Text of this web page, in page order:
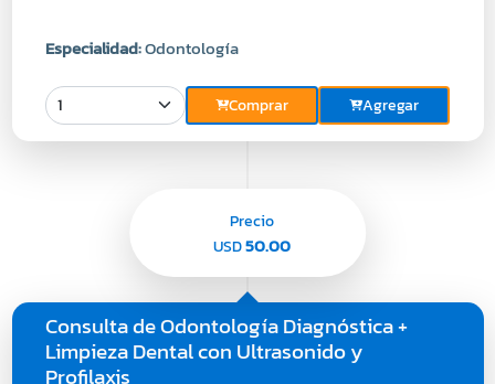
Comprar
Consulta de Odontología Diagnóstica +
Limpieza Dental con Ultrasonido y
Profilaxis
Disponible en:
50.00